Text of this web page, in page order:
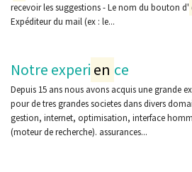
recevoir les suggestions - Le nom du bouton d'
Expéditeur du mail (ex : le...
Notre experi en ce
Depuis 15 ans nous avons acquis une grande
pour de tres grandes societes dans divers
gestion, internet, optimisation, interface
(moteur de recherche). assurances...